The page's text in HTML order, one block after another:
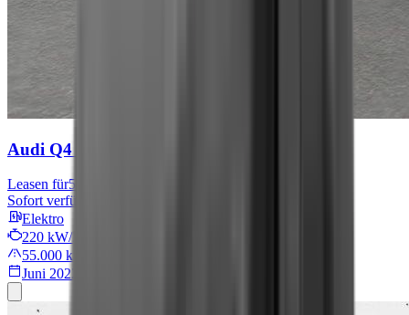
Audi Q4 e-tron
Leasen für567 € mtl.
Sofort verfügbar
Elektro
220 kW/299 PS
55.000 km
Juni 2022